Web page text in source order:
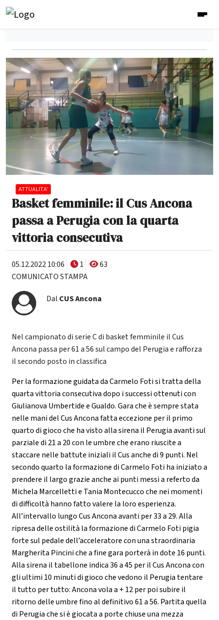
ATTUALITA'
Basket femminile: il Cus Ancona
passa a Perugia con la quarta
vittoria consecutiva
05.12.2022 10:06 1
63
COMUNICATO STAMPA
Dal CUS Ancona
Nel campionato di serie C di basket femminile il Cus
Ancona passa per 61 a 56 sul campo del Perugia e rafforza
il secondo posto in classifica
Per la formazione guidata da Carmelo Foti si tratta della
quarta vittoria consecutiva dopo i successi ottenuti con
Giulianova Umbertide e Gualdo. Gara che è sempre stata
nelle mani del Cus Ancona fatta eccezione per il primo
quarto di gioco che ha visto alla sirena il Perugia avanti sul
parziale di 21 a 20 con le umbre che erano riuscite a
staccare nelle battute iniziali il Cus anche di 9 punti. Nel
secondo quarto la formazione di Carmelo Foti ha iniziato a
prendere il largo grazie anche ai punti messi a referto da
Michela Marcelletti e Tania Montecucco che nei momenti
di difficoltà hanno fatto valere la loro esperienza.
All’intervallo lungo Cus Ancona avanti per 33 a 29. Alla
ripresa delle ostilità la formazione di Carmelo Foti pigia
forte sul pedale dell’acceleratore con una straordinaria
Margherita Pincini che a fine gara porterà in dote 16 punti.
Alla sirena il tabellone indica 36 a 45 per il Cus Ancona con
gli ultimi 10 minuti di gioco che vedono il Perugia tentare
il tutto per tutto: Ancona vola a + 12 per poi subire il
ritorno delle umbre fino al definitivo 61 a 56. Partita quella
di Perugia che si è giocata a porte chiuse una mezza